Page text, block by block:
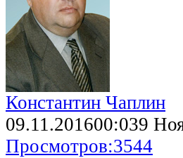
Константин Чаплин
09.11.201600:039
Просмотров:3544